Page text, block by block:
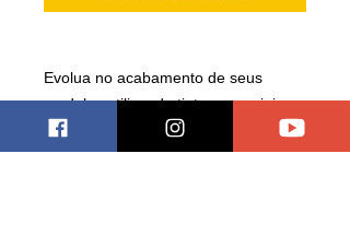
Evolua no acabamento de seus
modelos utilizando tintas especiais
para o plastimodelismo, consulte as
cores disponíveis!